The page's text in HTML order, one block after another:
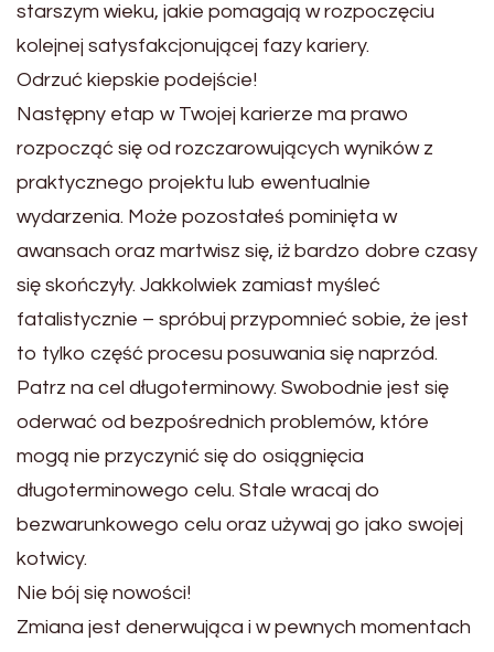
starszym wieku, jakie pomagają w rozpoczęciu
kolejnej satysfakcjonującej fazy kariery.
Odrzuć kiepskie podejście!
Następny etap w Twojej karierze ma prawo
rozpocząć się od rozczarowujących wyników z
praktycznego projektu lub ewentualnie
wydarzenia. Może pozostałeś pominięta w
awansach oraz martwisz się, iż bardzo dobre czasy
się skończyły. Jakkolwiek zamiast myśleć
fatalistycznie – spróbuj przypomnieć sobie, że jest
to tylko część procesu posuwania się naprzód.
Patrz na cel długoterminowy. Swobodnie jest się
oderwać od bezpośrednich problemów, które
mogą nie przyczynić się do osiągnięcia
długoterminowego celu. Stale wracaj do
bezwarunkowego celu oraz używaj go jako swojej
kotwicy.
Nie bój się nowości!
Zmiana jest denerwująca i w pewnych momentach